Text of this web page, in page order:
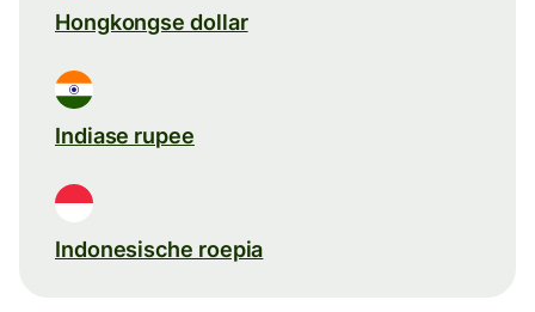
Hongkongse dollar
Indiase rupee
Indonesische roepia